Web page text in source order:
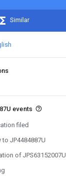
Similar
events
filed
to JP4484887U
of JPS63152007U